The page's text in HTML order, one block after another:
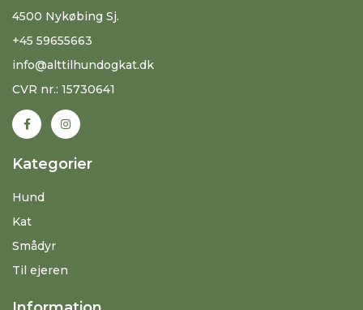
4500 Nykøbing Sj.
+45 59655663
info@alttilhundogkat.dk
CVR nr.: 15730641
Kategorier
Hund
Kat
Smådyr
Til ejeren